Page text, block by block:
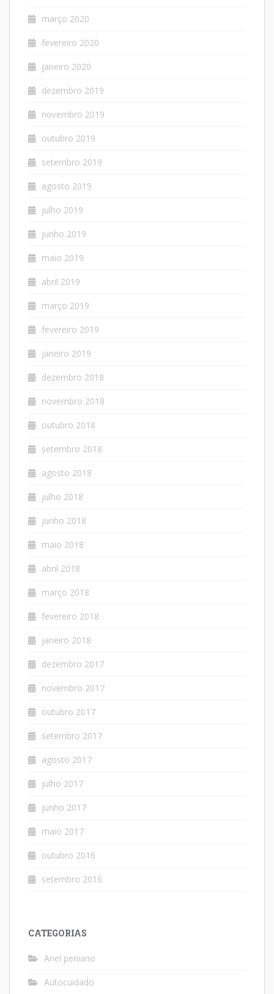
março 2020
fevereiro 2020
janeiro 2020
dezembro 2019
novembro 2019
outubro 2019
setembro 2019
agosto 2019
julho 2019
junho 2019
maio 2019
abril 2019
março 2019
fevereiro 2019
janeiro 2019
dezembro 2018
novembro 2018
outubro 2018
setembro 2018
agosto 2018
julho 2018
junho 2018
maio 2018
abril 2018
março 2018
fevereiro 2018
janeiro 2018
dezembro 2017
novembro 2017
outubro 2017
setembro 2017
agosto 2017
julho 2017
junho 2017
maio 2017
outubro 2016
setembro 2016
CATEGORIAS
Anel peniano
Autocuidado